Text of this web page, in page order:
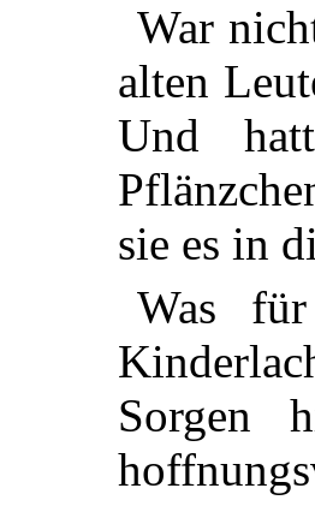
War
alten
Und
sie es in
Was
Sorgen